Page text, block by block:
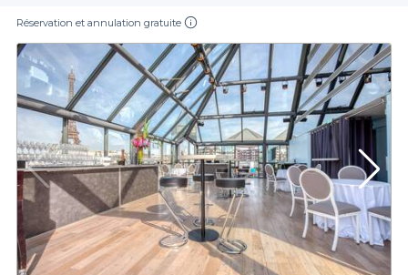
meilleures prestations. Vous allez également apprécier les
évènements réalisés au sein de notre guide salles de location.
Réservation et annulation gratuite